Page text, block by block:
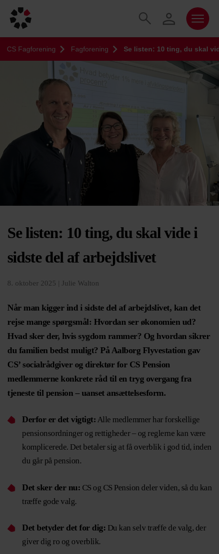
CS Fagforening Fagforening Se listen: 10 ting, du skal
Se listen: 10 ting, du skal vide i
sidste del af arbejdslivet
8. oktober 2025 | Julie Walton
Når man kigger ind i sidste del af arbejdslivet, kan det
rejse mange spørgsmål: Hvordan ser økonomien ud?
Hvad sker der, hvis sygdom rammer? Og hvordan sikrer
du familien bedst muligt? På Aalborg Flyvestation gav
CS’ socialrådgiver og direktør for CS Pension
medlemmerne konkrete råd til en tryg overgang fra
tjeneste til pension – uanset ansættelsesform.
Derfor er det vigtigt: Alle medlemmer har forskellige
pensionsordninger og rettigheder – og reglerne kan være
komplicerede. Det betaler sig at få overblik i god tid, inden
du går på pension.
Det sker der nu: CS og CS Pension deler viden, så du kan
træffe gode valg.
Det betyder det for dig: Du kan selv træffe de valg, der
giver dig ro og overblik.